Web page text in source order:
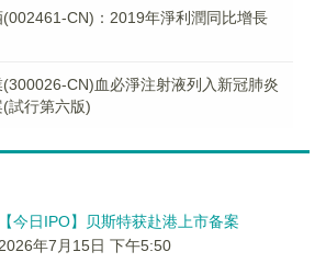
(002461-CN)：2019年淨利潤同比增長
CN)血必淨注射液列入新冠肺炎
試行第六版)
【今日IPO】贝斯特获赴港上市备案
2026年7月15日 下午5:50